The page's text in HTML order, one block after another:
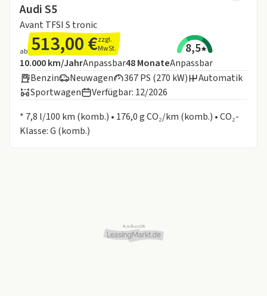
Audi S5
Avant TFSI S tronic
ab 513,00 €zzgl.
MwSt.
8,5
Angebotsdetails:
Inklusive Laufleistung
10.000 km/JahrAnpassbarLaufzeit
48MonateAnpassbar
Benzin
Neuwagen 367 PS (270 kW)
Automatik
Sportwagen
Verfügbar: 12/2026
* 7,8 l/100 km (komb.) • 176,0 g CO₂/km (komb.) • CO₂-
Klasse: G (komb.)